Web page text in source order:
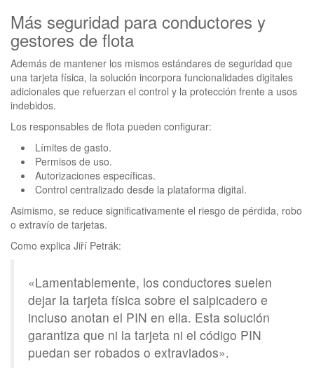
Más seguridad para conductores y
gestores de flota
Además de mantener los mismos estándares de seguridad que
una tarjeta física, la solución incorpora funcionalidades digitales
adicionales que refuerzan el control y la protección frente a usos
indebidos.
Los responsables de flota pueden configurar:
Límites de gasto.
Permisos de uso.
Autorizaciones específicas.
Control centralizado desde la plataforma digital.
Asimismo, se reduce significativamente el riesgo de pérdida, robo
o extravío de tarjetas.
Como explica Jiří Petrák:
«Lamentablemente, los conductores suelen
dejar la tarjeta física sobre el salpicadero e
incluso anotan el PIN en ella. Esta solución
garantiza que ni la tarjeta ni el código PIN
puedan ser robados o extraviados».